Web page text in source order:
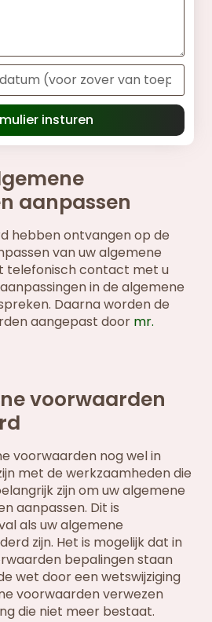
insturen
aanpassen
hebben ontvangen op de
van uw algemene
telefonisch contact met u
in de algemene
Daarna worden de
aangepast door mr.
voorwaarden
voorwaarden nog wel in
met de werkzaamheden die
zijn om uw algemene
aanpassen. Dit is
als uw algemene
zijn. Het is mogelijk dat in
bepalingen staan
wet door een wetswijziging
voorwaarden verwezen
die niet meer bestaat.